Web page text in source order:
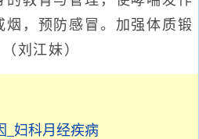
烟，预防感冒。加强体质锻
刘江妹）
_妇科月经疾病